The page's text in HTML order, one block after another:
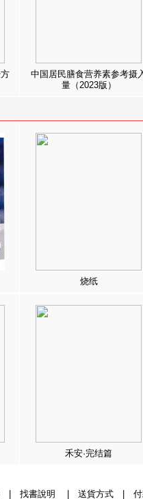
中国居民膳食营养素参考摄
量（2023版）
烧纸
禾安·完结篇
| 找書說明 送貨方式|